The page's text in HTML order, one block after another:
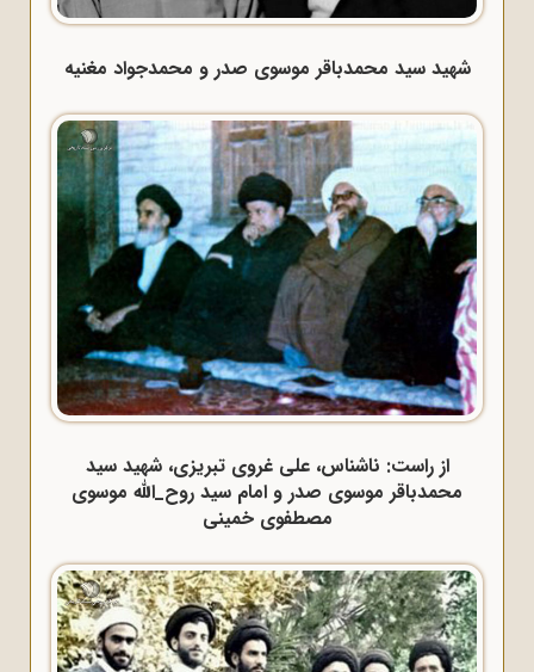
شهید سید محمدباقر موسوی صدر و محمدجواد مغنیه
از راست: ناشناس، علی غروی تبریزی، شهید سید
محمدباقر موسوی صدر و امام سید روح_الله موسوی
مصطفوی خمینی